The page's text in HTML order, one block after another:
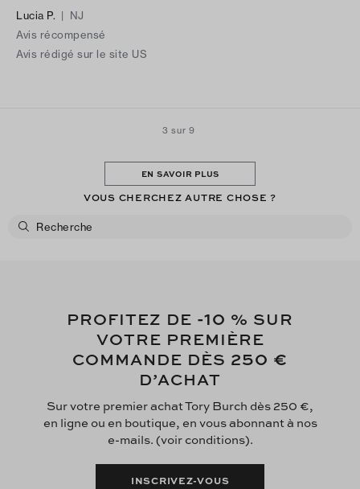
Lucia P. | NJ
Avis récompensé
Avis rédigé sur le site US
3 sur 9
EN SAVOIR PLUS
VOUS CHERCHEZ AUTRE CHOSE ?
PROFITEZ DE -10 % SUR
VOTRE PREMIÈRE
COMMANDE DÈS 250 €
D’ACHAT
Sur votre premier achat Tory Burch dès 250 €,
en ligne ou en boutique, en vous abonnant à nos
e-mails. (voir conditions).
INSCRIVEZ-VOUS